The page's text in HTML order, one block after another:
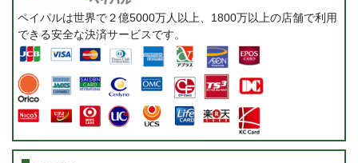
ペイパルは世界で２億5000万人以上、1800万以上の店舗で利用
できる安全な決済サービスです。